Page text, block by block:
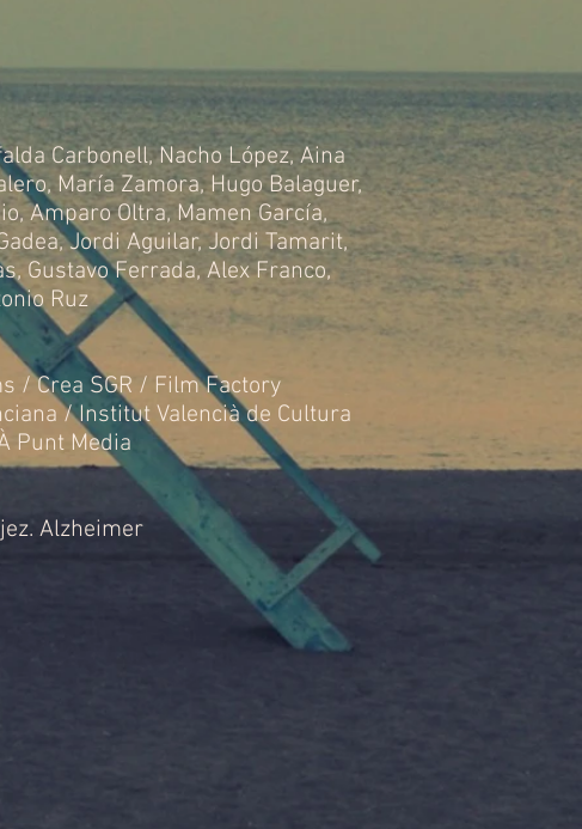
Carbonell,Nacho López, Aina
, María Zamora, Hugo Balaguer,
,Amparo Oltra, Mamen García,
,Jordi Aguilar,Jordi Tamarit,
, Gustavo Ferrada, Alex Franco,
Ruz
/ Crea SGR / Film Factory
/ Institut Valencià de Cultura
Punt Media
. Alzheimer